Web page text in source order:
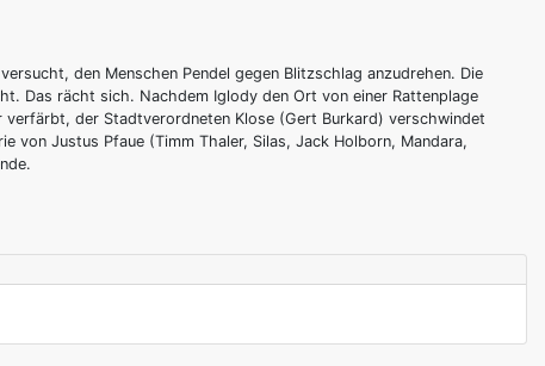
den Menschen Pendel gegen Blitzschlag anzudrehen. Die
Das rächt sich. Nachdem Iglody den Ort von einer Rattenplage
der Stadtverordneten Klose (Gert Burkard) verschwindet
von Justus Pfaue (Timm Thaler, Silas, Jack Holborn, Mandara,